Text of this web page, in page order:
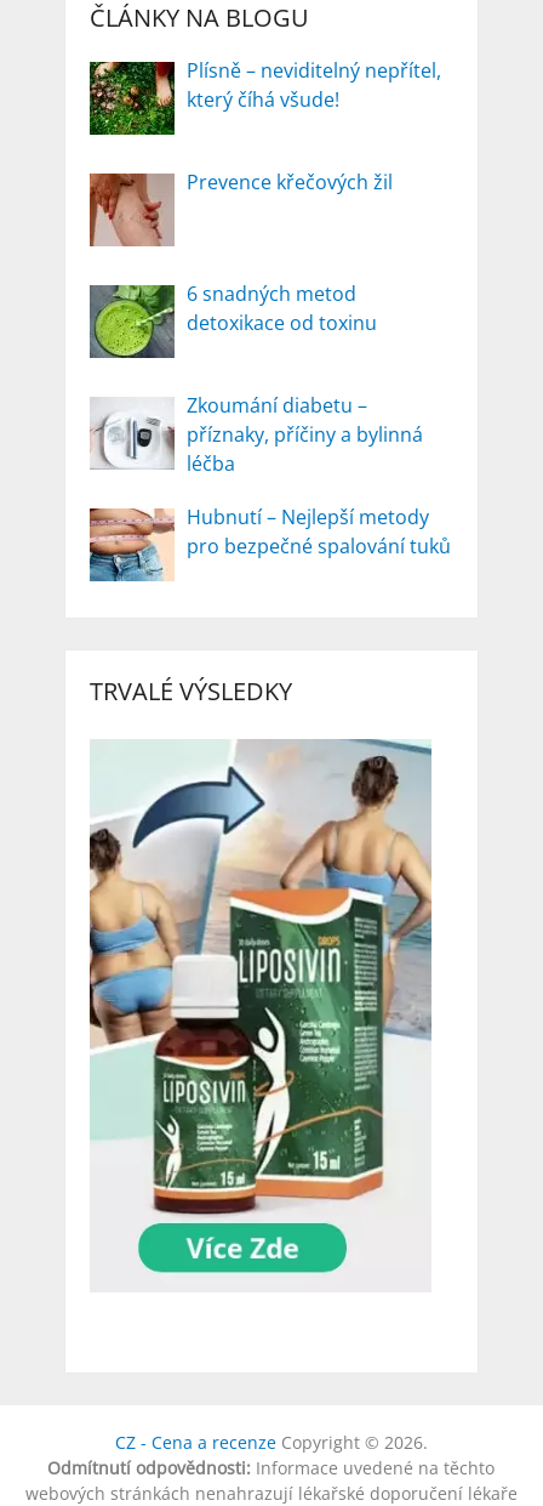
ČLÁNKY NA BLOGU
Plísně – neviditelný nepřítel,
který číhá všude!
Prevence křečových žil
6 snadných metod
detoxikace od toxinu
Zkoumání diabetu –
příznaky, příčiny a bylinná
léčba
Hubnutí – Nejlepší metody
pro bezpečné spalování tuků
TRVALÉ VÝSLEDKY
CZ - Cena a recenzeCopyright © 2026.
Odmítnutí odpovědnosti: Informace uvedené na těchto
webových stránkách nenahrazují lékařské doporučení lékaře